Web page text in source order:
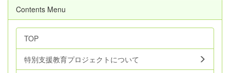
Contents Menu
TOP
特別支援教育プロジェクトについて